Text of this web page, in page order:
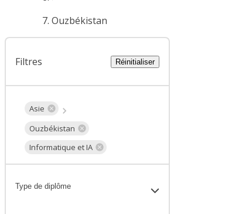
Ouzbékistan
Filtres Réinitialiser
Asie
Ouzbékistan
Informatique et IA
Type de diplôme